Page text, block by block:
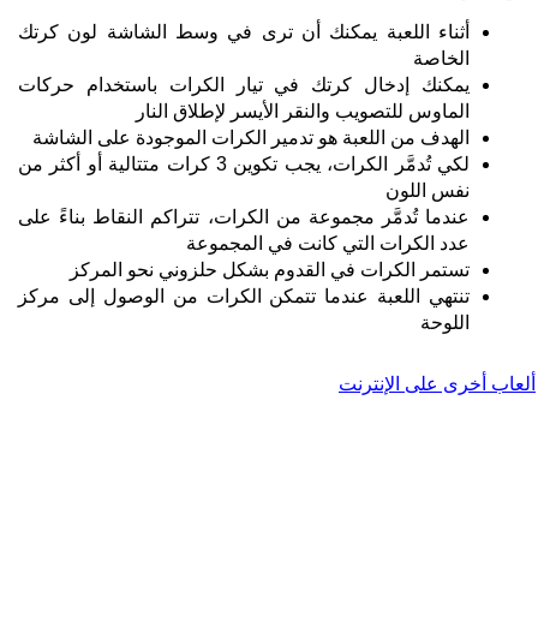
أثناء اللعبة يمكنك أن ترى في وسط الشاشة لون كرتك
الخاصة
يمكنك إدخال كرتك في تيار الكرات باستخدام حركات
الماوس للتصويب والنقر الأيسر لإطلاق النار
الهدف من اللعبة هو تدمير الكرات الموجودة على الشاشة
لكي تُدمَّر الكرات، يجب تكوين 3 كرات متتالية أو أكثر من
نفس اللون
عندما تُدمَّر مجموعة من الكرات، تتراكم النقاط بناءً على
عدد الكرات التي كانت في المجموعة
تستمر الكرات في القدوم بشكل حلزوني نحو المركز
تنتهي اللعبة عندما تتمكن الكرات من الوصول إلى مركز
اللوحة
ألعاب أخرى على الإنترنت